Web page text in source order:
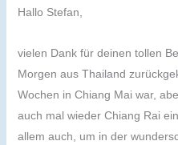
Hallo Stefan,
vielen Dank für deinen tollen
Morgen aus Thailand
Wochen in Chiang Mai war,
auch mal wieder Chiang Rai
allem auch, um in der